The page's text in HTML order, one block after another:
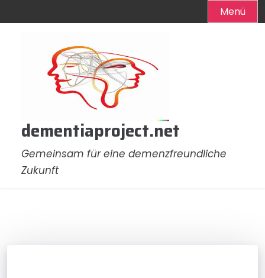
Menü
dementiaproject.net
Gemeinsam für eine demenzfreundliche
Zukunft